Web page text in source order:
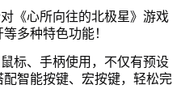
《心所向往的北极星》游戏
多种特色功能！
标、手柄使用，不仅有预设
智能按键、宏按键，轻松完